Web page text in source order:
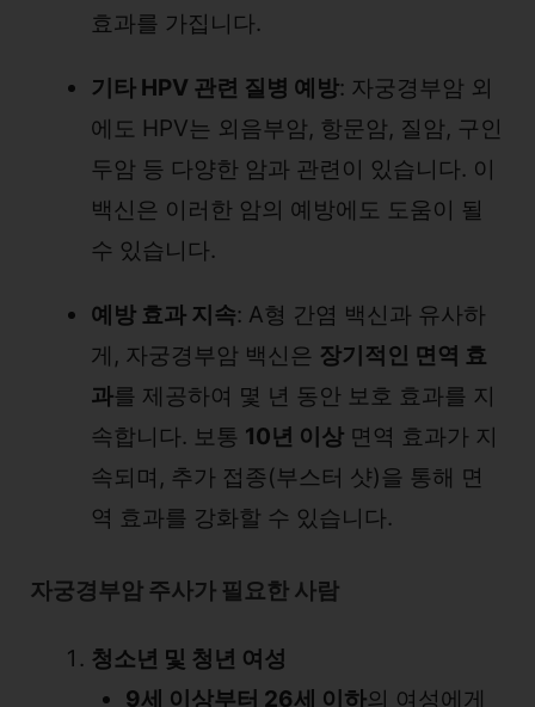
효과를 가집니다.
기타 HPV 관련 질병 예방: 자궁경부암 외
에도 HPV는 외음부암, 항문암, 질암, 구인
두암 등 다양한 암과 관련이 있습니다. 이
백신은 이러한 암의 예방에도 도움이 될
수 있습니다.
예방 효과 지속: A형 간염 백신과 유사하
게, 자궁경부암 백신은 장기적인 면역 효
과를 제공하여 몇 년 동안 보호 효과를 지
속합니다. 보통 10년 이상 면역 효과가 지
속되며, 추가 접종(부스터 샷)을 통해 면
역 효과를 강화할 수 있습니다.
자궁경부암 주사가 필요한 사람
청소년 및 청년 여성
9세 이상부터 26세 이하의 여성에게